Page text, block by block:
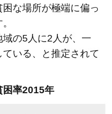
な場所が極端に偏っ
の5人に2人が、一
いる、と推定されて
困率2015年